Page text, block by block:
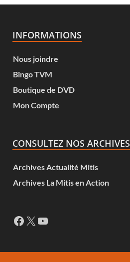
INFORMATIONS
Nous joindre
Bingo TVM
Boutique de DVD
Mon Compte
CONSULTEZ NOS ARCHIVES
Archives Actualité Mitis
Archives La Mitis en Action